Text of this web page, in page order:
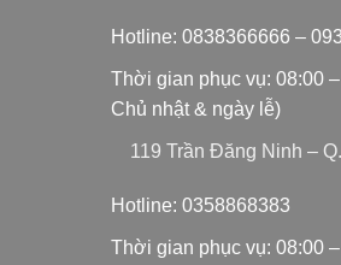
Hotline: 0838366666 –
Thời gian phục vụ: 08:00
Chủ nhật & ngày lễ)
119 Trần Đăng Ninh –
Hotline: 0358868383
Thời gian phục vụ: 08:00